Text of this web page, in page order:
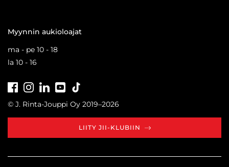
Myynnin aukioloajat
ma - pe 10 - 18
la 10 - 16
FacebookInstagramLinkedInYoutube
© J. Rinta-Jouppi Oy 2019–2026
LIITY JII-KLUBIIN